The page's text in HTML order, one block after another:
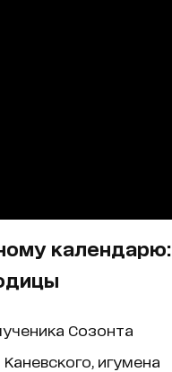
календарю:
Созонта
игумена